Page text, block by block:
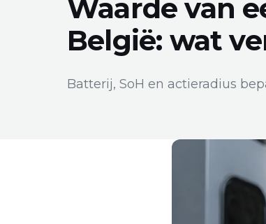
Waarde van
België: wat
Batterij, SoH en actieradius